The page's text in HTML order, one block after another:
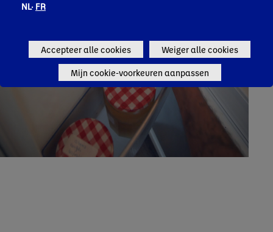
NL· FR
Accepteer alle cookies Weiger alle cookies
Mijn cookie-voorkeuren aanpassen